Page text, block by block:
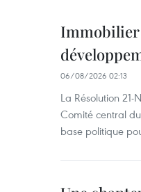
Immobilier
06/08/2026 02:13
La Résolution
Comité central
base politique